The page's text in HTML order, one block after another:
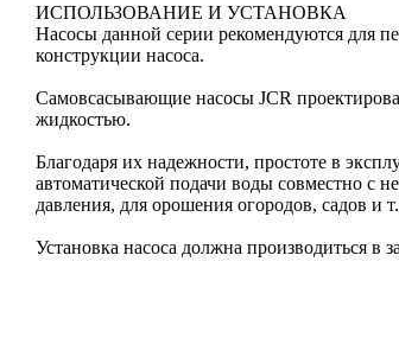
ИСПОЛЬЗОВАНИЕ И УСТАНОВКА
Насосы данной серии рекомендуются для
конструкции насоса.
Самовсасывающие насосы JCR
жидкостью.
Благодаря их надежности, простоте в
автоматической подачи воды совместно с
давления, для орошения огородов, садов и
Установка насоса должна производиться